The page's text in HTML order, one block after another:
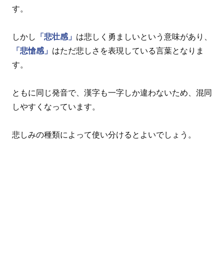
す。
しかし 「悲壮感」 は悲しく勇ましいという意味があり、
「悲愴感」 はただ悲しさを表現している言葉となりま
す。
ともに同じ発音で、漢字も一字しか違わないため、混同
しやすくなっています。
悲しみの種類によって使い分けるとよいでしょう。